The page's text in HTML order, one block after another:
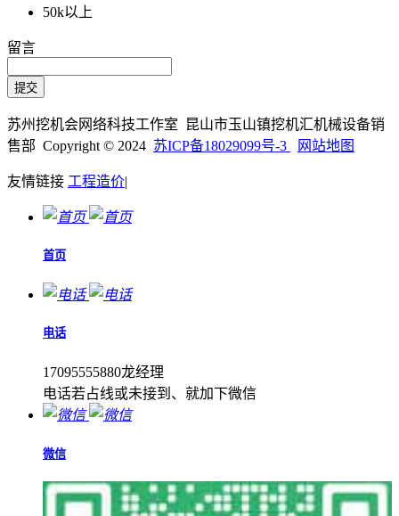
50k以上
留言
苏州挖机会网络科技工作室 昆山市玉山镇挖机汇机械设备销
售部 Copyright © 2024 苏ICP备18029099号-3 网站地图
友情链接 工程造价|
首页
电话
17095555880龙经理
电话若占线或未接到、就加下微信
微信